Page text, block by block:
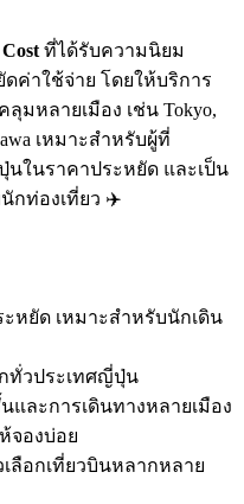
ที่ได้รับความนิยม
ค่าใช้จ่าย โดยให้บริการ
มหลายเมือง เช่น Tokyo,
เหมาะสำหรับผู้ที่
นในราคาประหยัด และเป็น
กท่องเที่ยว ✈️
หยัด เหมาะสำหรับนักเดิน
ทั่วประเทศญี่ปุ่น
และการเดินทางหลายเมือง
จองบ่อย
ลือกเที่ยวบินหลากหลาย